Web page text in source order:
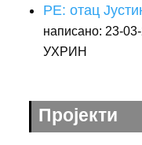
РЕ: отац
написано: 23-
УХРИН
Пројекти